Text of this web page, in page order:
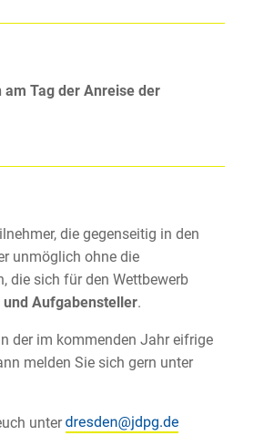
am Tag der Anreise der
die gegenseitig in den
unmöglich ohne die
die sich für den Wettbewerb
Aufgabensteller.
der im kommenden Jahr eifrige
melden Sie sich gern unter
unter